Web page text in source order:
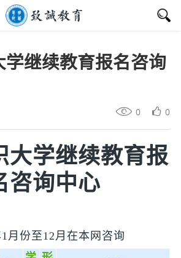
学继续教育报名咨询
0 0
大学继续教育报
咨询中心
月份至12月在本网咨询